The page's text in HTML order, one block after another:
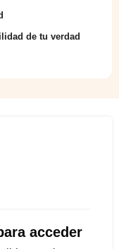
acceder
de tu verdad